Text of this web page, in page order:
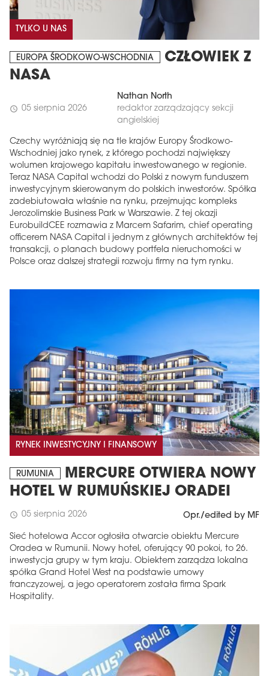
TYLKO U NAS
EUROPA ŚRODKOWO-WSCHODNIA
CZŁOWIEK Z
NASA
schedule 05 sierpnia 2026
Nathan North
redaktor zarządzający sekcji
angielskiej
Czechy wyróżniają się na tle krajów Europy Środkowo-
Wschodniej jako rynek, z którego pochodzi największy
wolumen krajowego kapitału inwestowanego w regionie.
Teraz NASA Capital wchodzi do Polski z nowym funduszem
inwestycyjnym skierowanym do polskich inwestorów. Spółka
zadebiutowała właśnie na rynku, przejmując kompleks
Jerozolimskie Business Park w Warszawie. Z tej okazji
EurobuildCEE rozmawia z Marcem Safarim, chief operating
officerem NASA Capital i jednym z głównych architektów tej
transakcji, o planach budowy portfela nieruchomości w
Polsce oraz dalszej strategii rozwoju firmy na tym rynku.
RYNEK INWESTYCYJNY I FINANSOWY
RUMUNIA
MERCURE OTWIERA NOWY
HOTEL W RUMUŃSKIEJ ORADEI
schedule 05 sierpnia 2026 Opr./edited by MF
Sieć hotelowa Accor ogłosiła otwarcie obiektu Mercure
Oradea w Rumunii. Nowy hotel, oferujący 90 pokoi, to 26.
inwestycja grupy w tym kraju. Obiektem zarządza lokalna
spółka Grand Hotel West na podstawie umowy
franczyzowej, a jego operatorem została firma Spark
Hospitality.